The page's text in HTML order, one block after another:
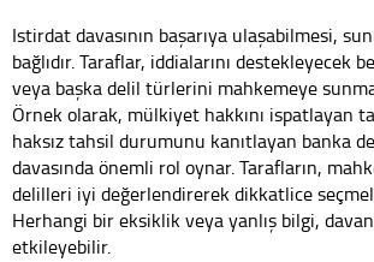
Istirdat davasının başarıya ulaşabilmesi,
bağlıdır. Taraflar, iddialarını destekleyecek
veya başka delil türlerini mahkemeye
Örnek olarak, mülkiyet hakkını ispatlayan
haksız tahsil durumunu kanıtlayan banka
davasında önemli rol oynar. Tarafların,
delilleri iyi değerlendirerek dikkatlice
Herhangi bir eksiklik veya yanlış bilgi,
etkileyebilir.